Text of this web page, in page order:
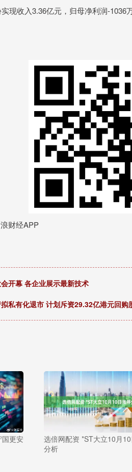
收入3.36亿元，归母净利润-1036万
财经APP
开幕 各企业展示最新技术
私有化退市 计划斥资29.32亿港元回购
国更安
选倍网配资 *ST大立10月
分析